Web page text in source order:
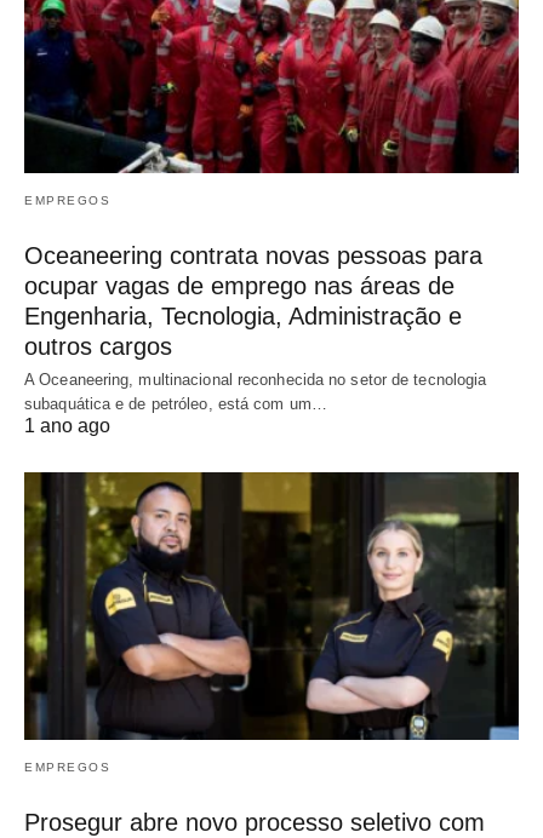
EMPREGOS
Oceaneering contrata novas pessoas para
ocupar vagas de emprego nas áreas de
Engenharia, Tecnologia, Administração e
outros cargos
A Oceaneering, multinacional reconhecida no setor de tecnologia
subaquática e de petróleo, está com um…
1 ano ago
EMPREGOS
Prosegur abre novo processo seletivo com